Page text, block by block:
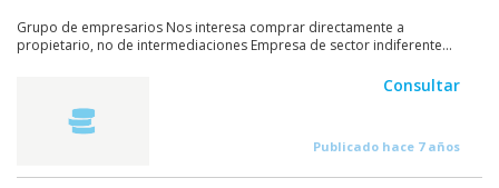
Grupo de empresarios Nos interesa comprar directamente a
propietario, no de intermediaciones Empresa de sector indiferente...
Consultar
Publicado hace 7 años